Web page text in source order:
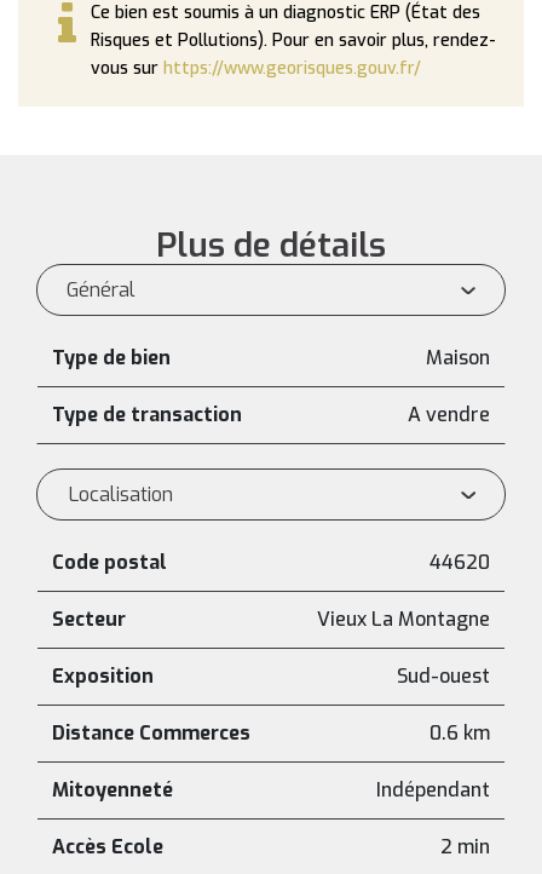
Ce bien est soumis à un diagnostic ERP (État des
Risques et Pollutions). Pour en savoir plus, rendez-
vous sur https://www.georisques.gouv.fr/
Plus de détails
Général
Type de bien Maison
Type de transaction A vendre
Localisation
Code postal 44620
Secteur Vieux La Montagne
Exposition Sud-ouest
Distance Commerces 0.6 km
Mitoyenneté Indépendant
Accès Ecole 2 min